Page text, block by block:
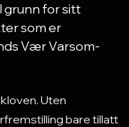
grunn for sitt
som er
Vær Varsom-
Uten
bare tillatt